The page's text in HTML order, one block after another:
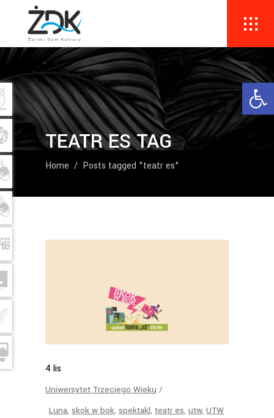
TEATR ES TAG
Home / Posts tagged "teatr es"
4 lis
Uniwersytet Trzeciego Wieku
Luna, skok w bok, spektakl, teatr es, utw, UTW